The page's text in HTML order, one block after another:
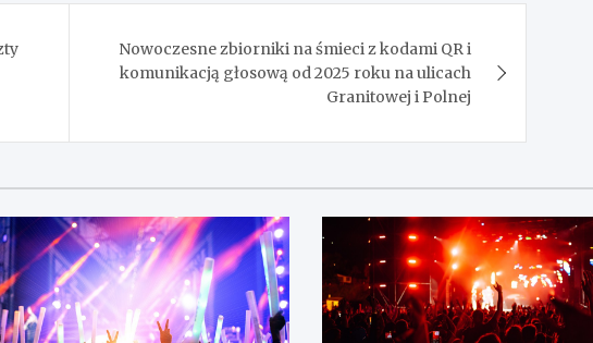
Nowoczesne zbiorniki na śmieci z kodami QR i
komunikacją głosową od 2025 roku na ulicach
Granitowej i Polnej